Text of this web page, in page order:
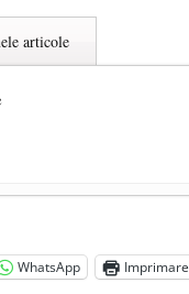
articole
despre
- 21 aprilie
Bustul poetului
WhatsApp Imprimare